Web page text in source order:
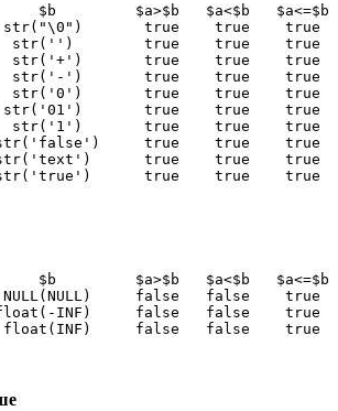
$b         $a>$b   $a<$b
str("\0")       true    true
str('')        true    true
str('+')       true    true
str('-')       true    true
str('0')       true    true
str('01')       true    true
str('1')       true    true
true    true
true    true
true    true
$b         $a>$b   $a<$b
NULL(NULL)     false   false
INF)     false   false
float(INF)     false   false